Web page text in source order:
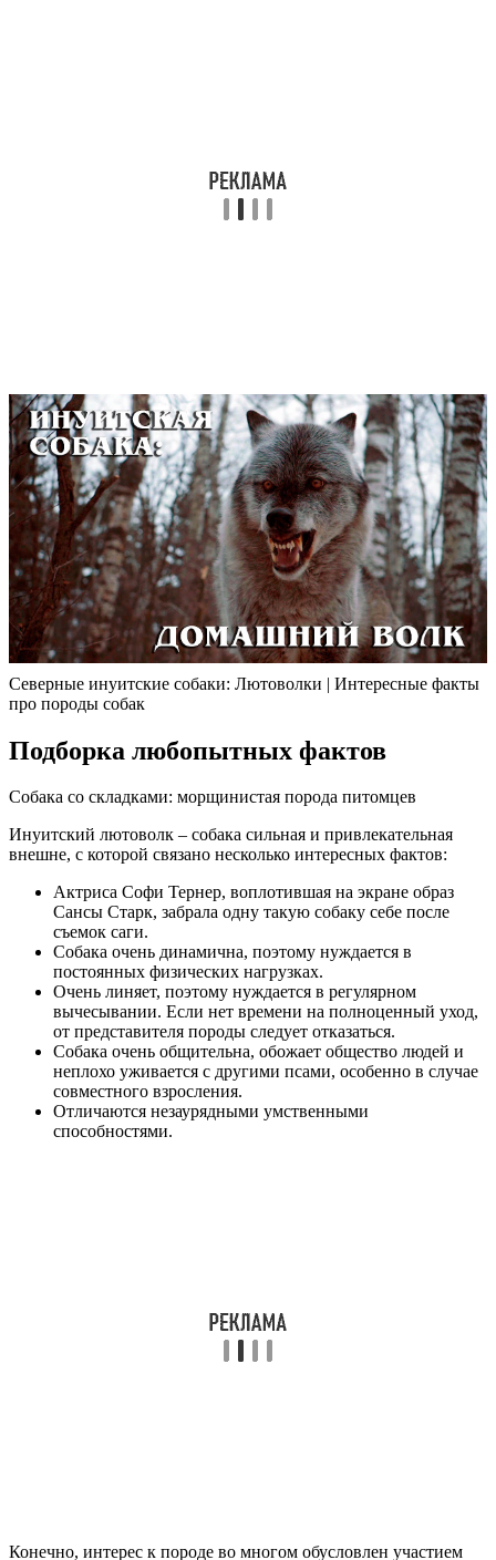
Северные инуитские собаки: Лютоволки | Интересные факты
про породы собак
Подборка любопытных фактов
Собака со складками: морщинистая порода питомцев
Инуитский лютоволк – собака сильная и привлекательная
внешне, с которой связано несколько интересных фактов:
Актриса Софи Тернер, воплотившая на экране образ
Сансы Старк, забрала одну такую собаку себе после
съемок саги.
Собака очень динамична, поэтому нуждается в
постоянных физических нагрузках.
Очень линяет, поэтому нуждается в регулярном
вычесывании. Если нет времени на полноценный уход,
от представителя породы следует отказаться.
Собака очень общительна, обожает общество людей и
неплохо уживается с другими псами, особенно в случае
совместного взросления.
Отличаются незаурядными умственными
способностями.
Конечно, интерес к породе во многом обусловлен участием